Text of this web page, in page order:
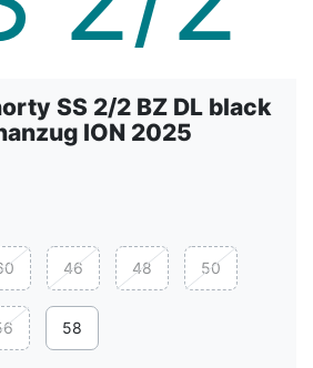
SS 2/2 BZ DL black
ION 2025
46 48 50
58